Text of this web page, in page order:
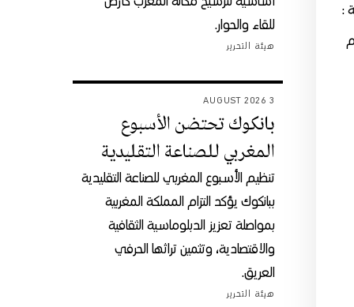
:
للقاء والحوار.
هيئة التحرير
3 AUGUST 2026
بانكوك تحتضن الأسبوع
المغربي للصناعة التقليدية
تنظيم الأسبوع المغربي للصناعة التقليدية
ببانكوك يؤكد التزام المملكة المغربية
بمواصلة تعزيز الدبلوماسية الثقافية
والاقتصادية، وتثمين تراثها الحرفي
العريق.
هيئة التحرير